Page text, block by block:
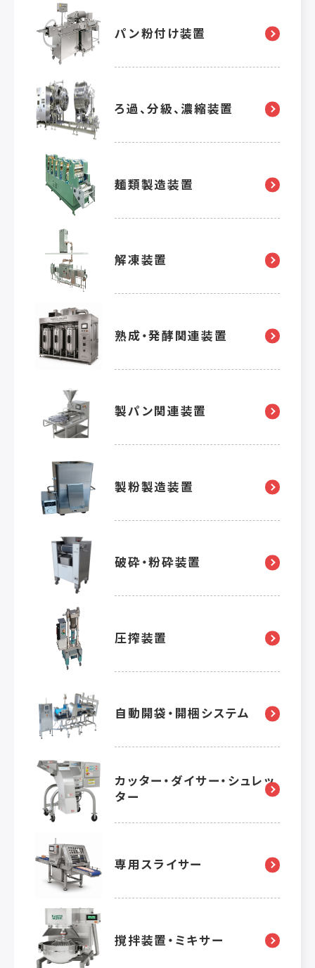
パン粉付け装置
ろ過、分級、濃縮装置
麺類製造装置
解凍装置
熟成・発酵関連装置
製パン関連装置
製粉製造装置
破砕・粉砕装置
圧搾装置
自動開袋・開梱システム
カッター・ダイサー・シュレッ
ター
専用スライサー
撹拌装置・ミキサー